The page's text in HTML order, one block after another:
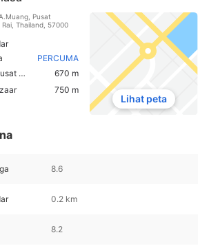
Pusat
Thailand, 57000
PERCUMA
670 m
750 m
Lihat peta
8.6
0.2 km
8.2